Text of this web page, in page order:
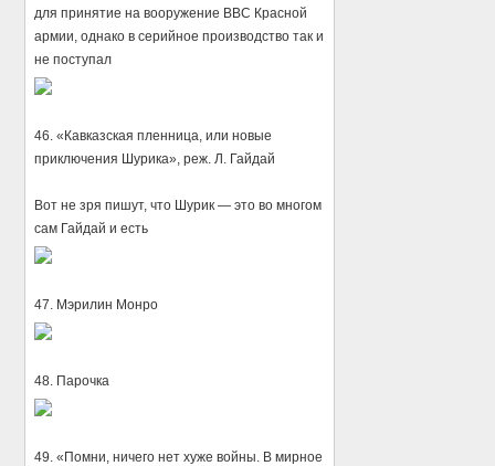
для принятие на вооружение ВВС Красной
армии, однако в серийное производство так и
не поступал
46. «Кавказская пленница, или новые
приключения Шурика», реж. Л. Гайдай
Вот не зря пишут, что Шурик — это во многом
сам Гайдай и есть
47. Мэрилин Монро
48. Парочка
49. «Помни, ничего нет хуже войны. В мирное